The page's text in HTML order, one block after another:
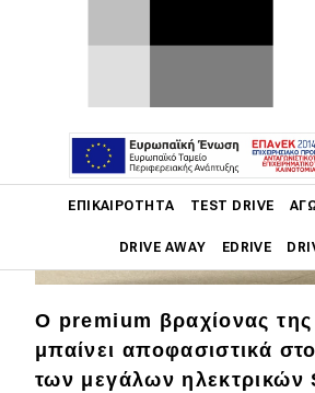
ΕΠΙΚΑΙΡΌΤΗΤΑ TEST DRIVE
DRIVE AWAY EDRIVE
Επικαιρότητα
Νέα μοντέλα
Ο premium βραχίονας
μπαίνει αποφασιστικά
των μεγάλων ηλεκτρικών